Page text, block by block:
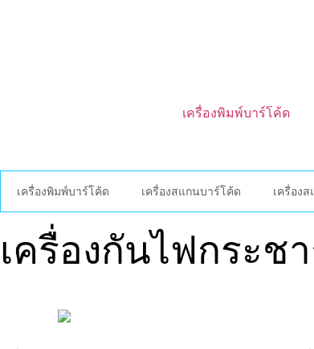
เครื่องพิมพ์บาร์โค้ด
เครื่องพิมพ์บาร์โค้ด เครื่องสแกนบาร์โค้ด เครื่อง
เครื่องกันไฟกระช